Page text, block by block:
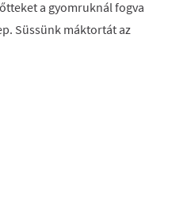
a gyomruknál fogva
Süssünk máktortát az